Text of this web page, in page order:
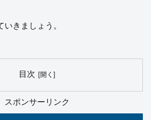
きましょう。
目次
スポンサーリンク